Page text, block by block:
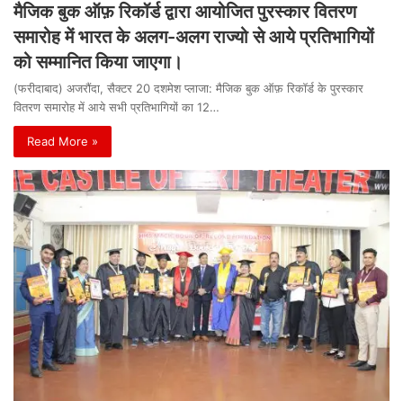
मैजिक बुक ऑफ़ रिकॉर्ड द्वारा आयोजित पुरस्कार वितरण
समारोह में भारत के अलग-अलग राज्यो से आये प्रतिभागियों
को सम्मानित किया जाएगा।
(फरीदाबाद) अजरौंदा, सैक्टर 20 दशमेश प्लाजा: मैजिक बुक ऑफ़ रिकॉर्ड के पुरस्कार
वितरण समारोह में आये सभी प्रतिभागियों का 12…
Read More »